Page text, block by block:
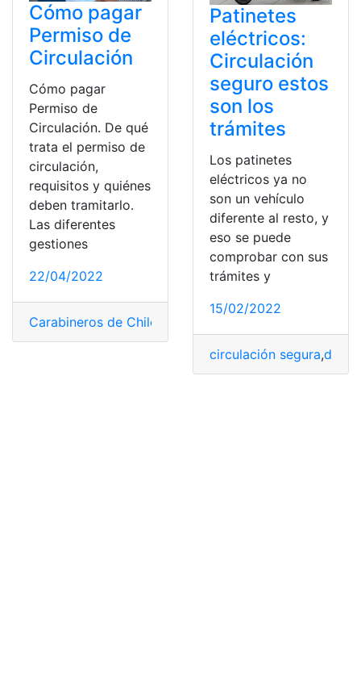
Cómo pagar
Permiso de
Circulación
Cómo pagar
Permiso de
Circulación. De qué
trata el permiso de
circulación,
requisitos y quiénes
deben tramitarlo.
Las diferentes
gestiones
22/04/2022
Carabineros de Chile
Patinetes
eléctricos:
Circulación
seguro estos
son los
trámites
Los patinetes
eléctricos ya no
son un vehículo
diferente al resto, y
eso se puede
comprobar con sus
trámites y
15/02/2022
circulación segura,